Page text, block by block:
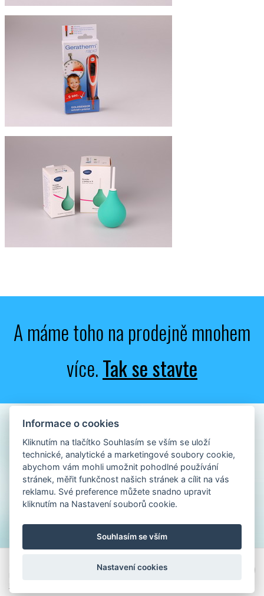
A máme toho na prodejně mnohem
více.Tak se stavte
BMT Medical Technology s.r.o.
Informace o cookies
Kliknutím na tlačítko Souhlasím se vším se uloží
technické, analytické a marketingové soubory cookie,
abychom vám mohli umožnit pohodlné používání
stránek, měřit funkčnost našich stránek a cílit na vás
reklamu. Své preference můžete snadno upravit
kliknutím na Nastavení souborů cookie.
Souhlasím se vším
Nastavení cookies